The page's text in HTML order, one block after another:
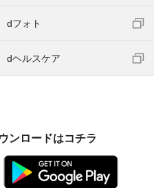
dフォト
dヘルスケア
ンロードはコチラ